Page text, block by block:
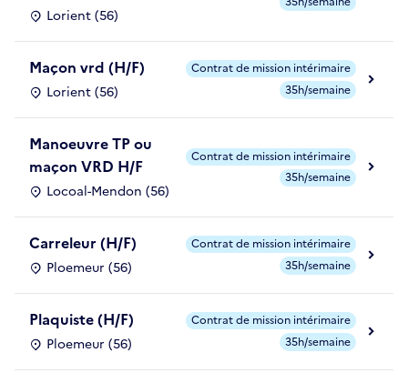
Lorient (56)
Maçon vrd (H/F)
Lorient (56)
Contrat de mission intérimaire
35h/semaine
Manoeuvre TP ou
maçon VRD H/F
Locoal-Mendon (56)
Contrat de mission intérimaire
35h/semaine
Carreleur (H/F)
Ploemeur (56)
Contrat de mission intérimaire
35h/semaine
Plaquiste (H/F)
Ploemeur (56)
Contrat de mission intérimaire
35h/semaine